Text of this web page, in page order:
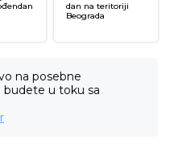
dan na teritoriji
Beograda
na posebne
budete u toku sa